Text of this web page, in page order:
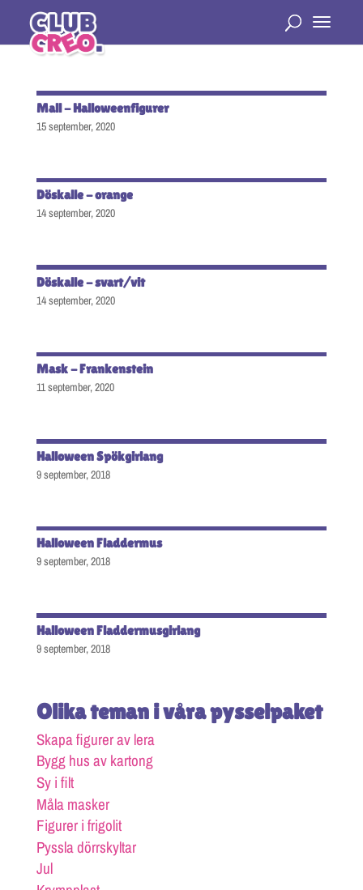
Mall - Halloweenfigurer
15 september, 2020
Döskalle - orange
14 september, 2020
Döskalle - svart/vit
14 september, 2020
Mask - Frankenstein
11 september, 2020
Halloween Spökgirlang
9 september, 2018
Halloween Fladdermus
9 september, 2018
Halloween Fladdermusgirlang
9 september, 2018
Olika teman i våra pysselpaket
Skapa figurer av lera
Bygg hus av kartong
Sy i filt
Måla masker
Figurer i frigolit
Pyssla dörrskyltar
Jul